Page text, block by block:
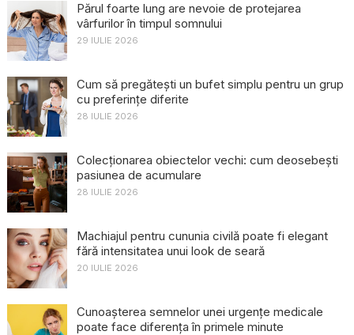
Părul foarte lung are nevoie de protejarea
vârfurilor în timpul somnului
29 IULIE 2026
Cum să pregătești un bufet simplu pentru un grup
cu preferințe diferite
28 IULIE 2026
Colecționarea obiectelor vechi: cum deosebești
pasiunea de acumulare
28 IULIE 2026
Machiajul pentru cununia civilă poate fi elegant
fără intensitatea unui look de seară
20 IULIE 2026
Cunoașterea semnelor unei urgențe medicale
poate face diferența în primele minute